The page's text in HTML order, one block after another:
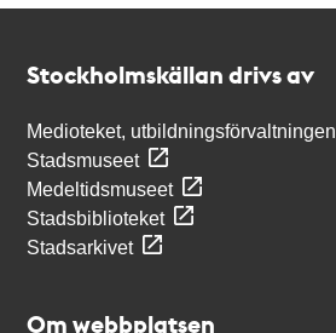
Stockholmskällan drivs av
Medioteket, utbildningsförvaltningen
Stadsmuseet
Medeltidsmuseet
Stadsbiblioteket
Stadsarkivet
Om webbplatsen